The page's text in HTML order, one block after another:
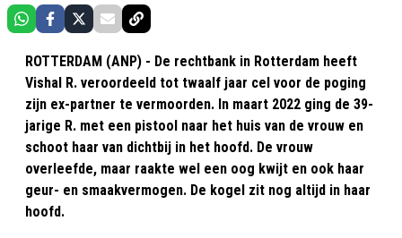
ROTTERDAM (ANP) - De rechtbank in Rotterdam heeft
Vishal R. veroordeeld tot twaalf jaar cel voor de poging
zijn ex-partner te vermoorden. In maart 2022 ging de 39-
jarige R. met een pistool naar het huis van de vrouw en
schoot haar van dichtbij in het hoofd. De vrouw
overleefde, maar raakte wel een oog kwijt en ook haar
geur- en smaakvermogen. De kogel zit nog altijd in haar
hoofd.